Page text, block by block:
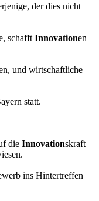
der dies nicht
schafft Innovationen
und wirtschaftliche
statt.
die Innovationskraft
ins Hintertreffen